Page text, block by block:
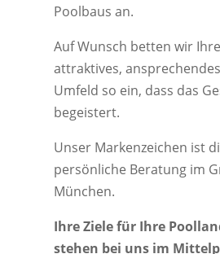
Poolbaus an.
Auf Wunsch betten wir
attraktives,
Umfeld so ein, dass das
begeistert.
Unser Markenzeichen ist
persönliche Beratung im
München.
Ihre Ziele für Ihre
stehen bei uns im